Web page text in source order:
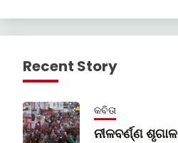
Recent Story
କବିତା
ନୀଳବର୍ଣ୍ଣ ଶୃଗାଳ